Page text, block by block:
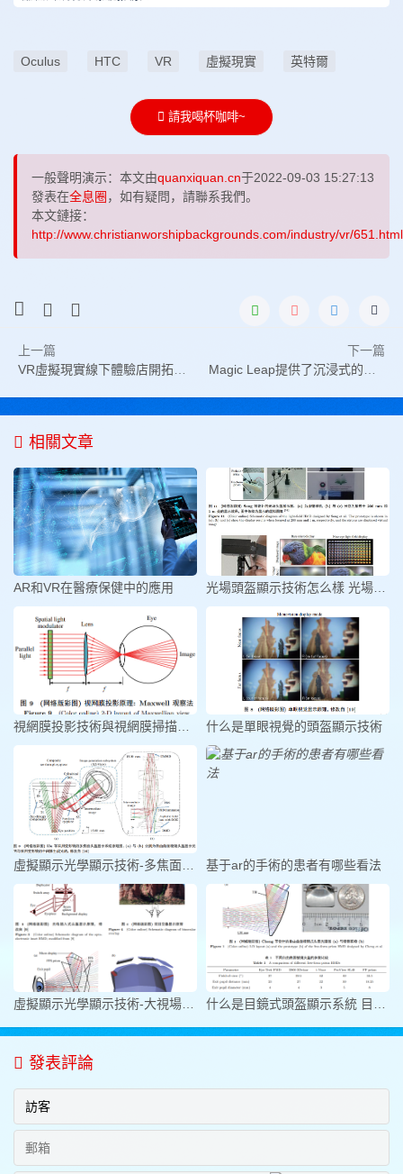
Oculus HTC VR 虛擬現實 英特爾
請我喝杯咖啡~
一般聲明演示：本文由quanxiquan.cn于2022-09-03 15:27:13
發表在全息圈 ，如有疑問，請聯系我們。
本文鏈接：
http://www.christianworshipbackgrounds.com/industry/vr/651.html
上一篇
VR虛擬現實線下體驗店開拓新型商業模式
下一篇
Magic Leap提供了沉浸式的現場演示和細節Magic Leap 2在Fortune Brainstorm Tech 2022的定價2022
相關文章
AR和VR在醫療保健中的應用
什么是單眼視覺的頭盔顯示技術
基于ar的手術的患者有哪些看法
發表評論